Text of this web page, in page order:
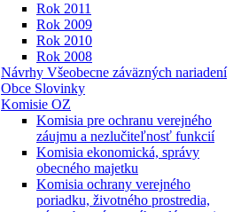
Rok 2011
Rok 2009
Rok 2010
Rok 2008
Návrhy Všeobecne záväzných nariadení
Obce Slovinky
Komisie OZ
Komisia pre ochranu verejného
záujmu a nezlučiteľnosť funkcií
Komisia ekonomická, správy
obecného majetku
Komisia ochrany verejného
poriadku, životného prostredia,